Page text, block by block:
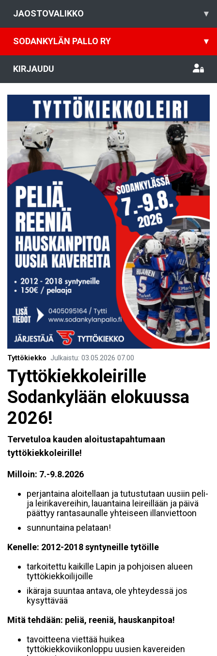
JAOSTOVALIKKO ▾
SODANKYLÄN PALLO RY ▾
KIRJAUDU
Tyttökiekko Julkaistu: 03.05.2026 07.00
Tyttökiekkoleirille
Sodankylään elokuussa
2026!
Tervetuloa kauden aloitustapahtumaan
tyttökiekkoleirille!
Milloin: 7.-9.8.2026
perjantaina aloitellaan ja tutustutaan uusiin peli-
ja leirikavereihin, lauantaina leireillään ja päivä
päättyy rantasaunalle yhteiseen illanviettoon
sunnuntaina pelataan!
Kenelle: 2012-2018 syntyneille tytöille
tarkoitettu kaikille Lapin ja pohjoisen alueen
tyttökiekkoilijoille
ikäraja suuntaa antava, ole yhteydessä jos
kysyttävää
Mitä tehdään: peliä, reeniä, hauskanpitoa!
tavoitteena viettää huikea
tyttökiekkoviikonloppu uusien kavereiden